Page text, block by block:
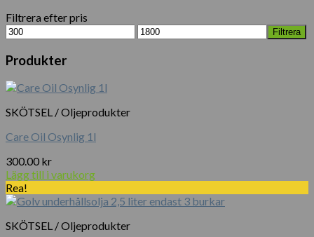
Filtrera efter pris
Min
pris
Max
pris
Filtrera
Produkter
SKÖTSEL / Oljeprodukter
Care Oil Osynlig 1l
300.00 kr
Lägg till i varukorg
Rea!
SKÖTSEL / Oljeprodukter